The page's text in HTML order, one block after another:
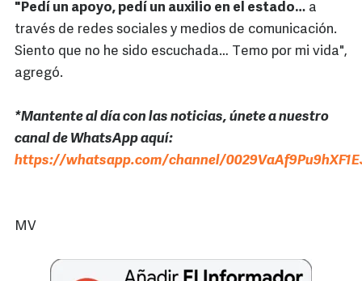
"Pedí un apoyo, pedí un auxilio en el estado… a
través de redes sociales y medios de comunicación.
Siento que no he sido escuchada… Temo por mi vida",
agregó.
*Mantente al día con las noticias, únete a nuestro
canal de WhatsApp aquí:
https://whatsapp.com/channel/
MV